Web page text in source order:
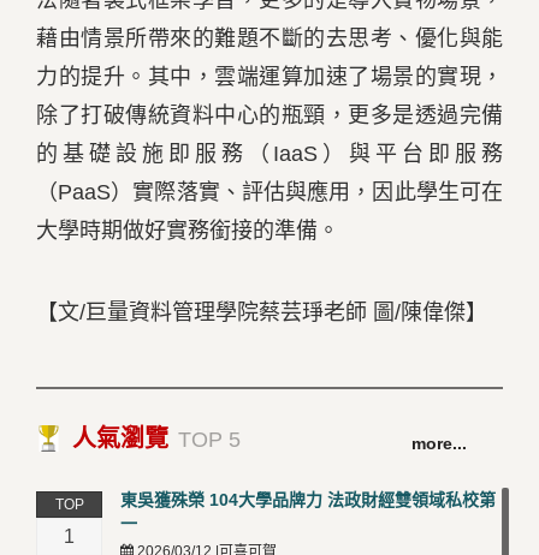
藉由情景所帶來的難題不斷的去思考、優化與能
力的提升。其中，雲端運算加速了場景的實現，
除了打破傳統資料中心的瓶頸，更多是透過完備
的基礎設施即服務（IaaS）與平台即服務
（PaaS）實際落實、評估與應用，因此學生可在
大學時期做好實務銜接的準備。
【文/巨量資料管理學院蔡芸琤老師 圖/陳偉傑】
人氣瀏覽 TOP 5 more...
TOP
1
東吳獲殊榮 104大學品牌力 法政財經雙領域私校第
一
2026/03/12 |可喜可賀